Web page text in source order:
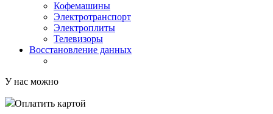
Кофемашины
Электротранспорт
Электроплиты
Телевизоры
Восстановление данных
У нас можно
Оплатить картой